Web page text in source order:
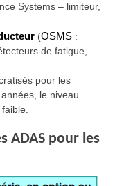
Systems – limiteur,
(OSMS :
de fatigue,
pour les
le niveau
ADAS pour les